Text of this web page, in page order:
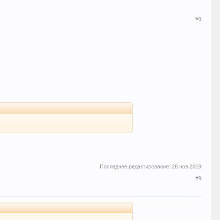
#8
Последнее редактирование: 28 ноя 2019
#9